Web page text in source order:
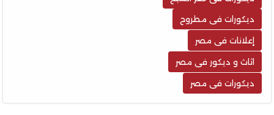
ديكورات فى مطروح
إعلانات فى مصر
اثاث و ديكور فى مصر
ديكورات فى مصر